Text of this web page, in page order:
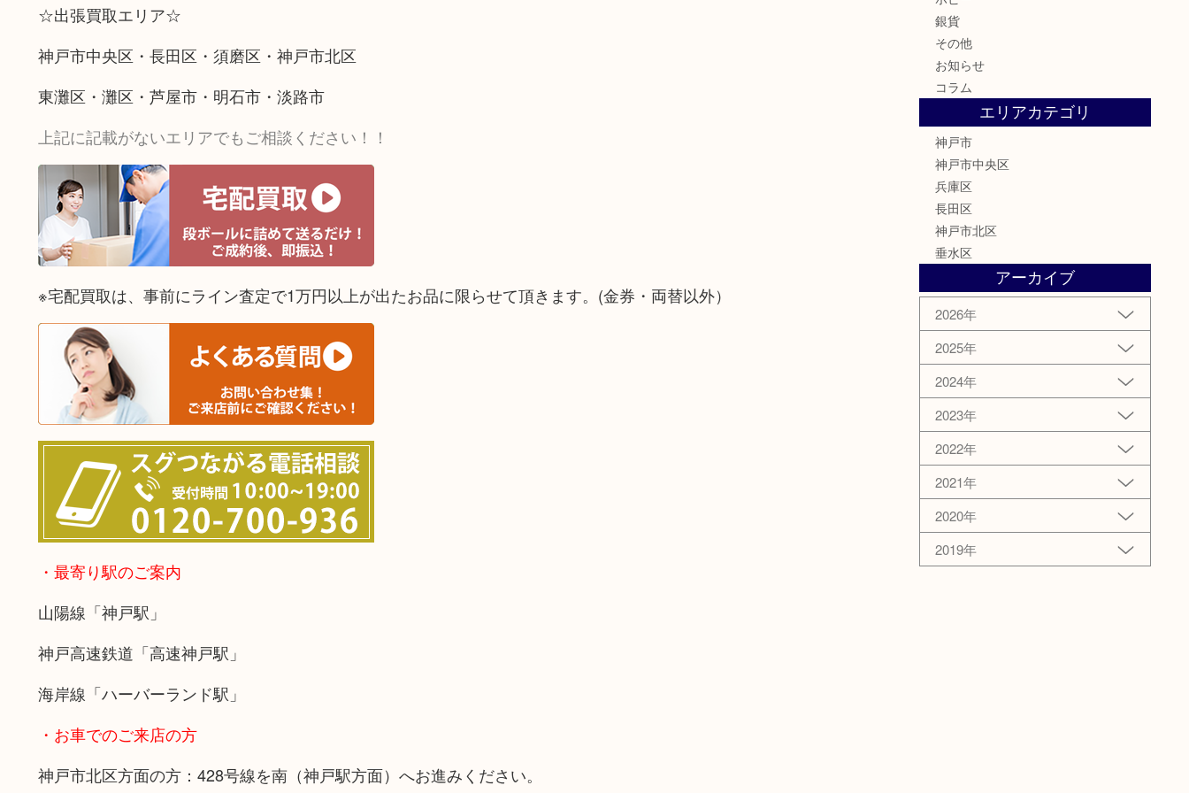
☆出張買取エリア☆
神戸市中央区・長田区・須磨区・神戸市北区
東灘区・灘区・芦屋市・明石市・淡路市
上記に記載がないエリアでもご相談ください！！
※宅配買取は、事前にライン査定で1万円以上が出たお品に限らせて頂きます。(金券・両替以外）
・最寄り駅のご案内
山陽線「神戸駅」
神戸高速鉄道「高速神戸駅」
海岸線「ハーバーランド駅」
・お車でのご来店の方
神戸市北区方面の方：428号線を南（神戸駅方面）へお進みください。
銀貨
その他
お知らせ
コラム
エリアカテゴリ
神戸市
神戸市中央区
兵庫区
長田区
神戸市北区
垂水区
アーカイブ
2026年
2025年
2024年
2023年
2022年
2021年
2020年
2019年